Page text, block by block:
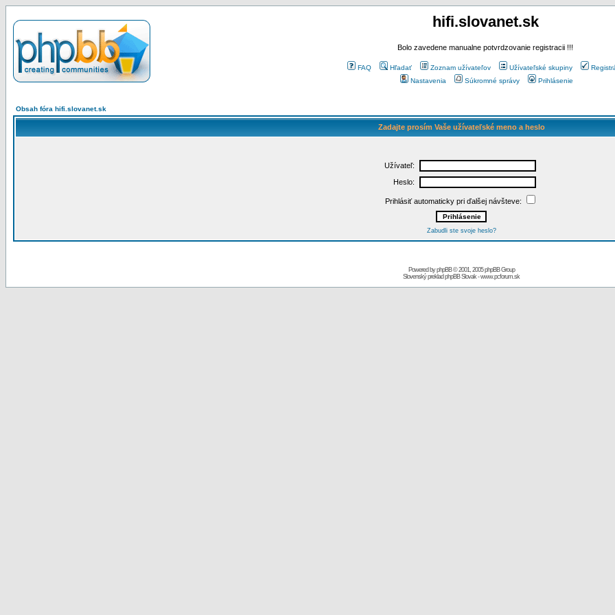
hifi.slovanet.sk
Bolo zavedene manualne potvrdzovanie registracii !!!
FAQ Hľadať Zoznam užívateľov Užívateľské skupiny
Nastavenia
Súkromné správy Prihlásenie
Obsah fóra hifi.slovanet.sk
Zadajte prosím Vaše užívateľské meno a heslo
Užívateľ:
Heslo:
Prihlásiť automaticky pri ďalšej návšteve:
Zabudli ste svoje heslo?
Powered byphpBB© 2001, 2005 phpBB Group
Slovenský preklad phpBB Slovak-www.pcforum.sk